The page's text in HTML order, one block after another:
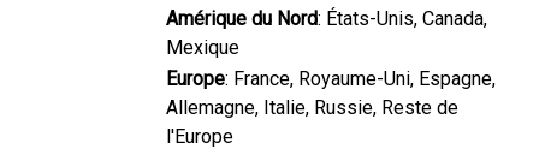
Amérique du Nord: États-Unis, Canada,
Mexique
Europe: France, Royaume-Uni, Espagne,
Allemagne, Italie, Russie, Reste de
l'Europe